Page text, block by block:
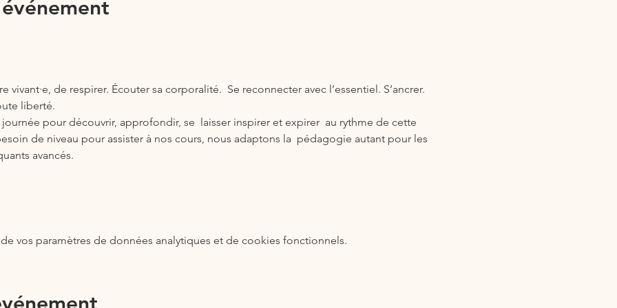
vivant·e, de respirer. Écouter sa corporalité.  Se reconnecter avec l’essentiel. S’ancrer.
liberté.
pour découvrir, approfondir, se  laisser inspirer et expirer  au rythme de cette
de niveau pour assister à nos cours, nous adaptons la  pédagogie autant pour les
avancés.
vos paramètres de données analytiques et de cookies fonctionnels.